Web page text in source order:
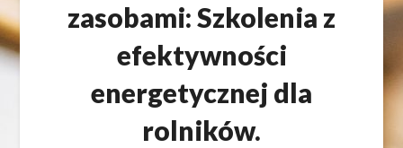
zasobami: Szkolenia z
efektywności
energetycznej dla
rolników.